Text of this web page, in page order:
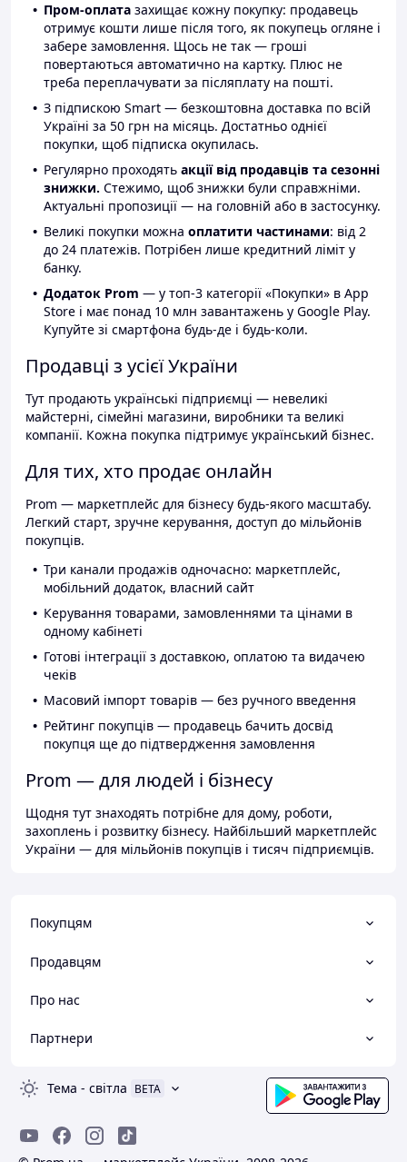
Пром-оплата захищає кожну покупку: продавець
отримує кошти лише після того, як покупець огляне і
забере замовлення. Щось не так — гроші
повертаються автоматично на картку. Плюс не
треба переплачувати за післяплату на пошті.
З підпискою Smart — безкоштовна доставка по всій
Україні за 50 грн на місяць. Достатньо однієї
покупки, щоб підписка окупилась.
Регулярно проходять акції від продавців та сезонні
знижки. Стежимо, щоб знижки були справжніми.
Актуальні пропозиції — на головній або в застосунку.
Великі покупки можна оплатити частинами: від 2
до 24 платежів. Потрібен лише кредитний ліміт у
банку.
Додаток Prom — у топ-3 категорії «Покупки» в App
Store і має понад 10 млн завантажень у Google Play.
Купуйте зі смартфона будь-де і будь-коли.
Продавці з усієї України
Тут продають українські підприємці — невеликі
майстерні, сімейні магазини, виробники та великі
компанії. Кожна покупка підтримує український бізнес.
Для тих, хто продає онлайн
Prom — маркетплейс для бізнесу будь-якого масштабу.
Легкий старт, зручне керування, доступ до мільйонів
покупців.
Три канали продажів одночасно: маркетплейс,
мобільний додаток, власний сайт
Керування товарами, замовленнями та цінами в
одному кабінеті
Готові інтеграції з доставкою, оплатою та видачею
чеків
Масовий імпорт товарів — без ручного введення
Рейтинг покупців — продавець бачить досвід
покупця ще до підтвердження замовлення
Prom — для людей і бізнесу
Щодня тут знаходять потрібне для дому, роботи,
захоплень і розвитку бізнесу. Найбільший маркетплейс
України — для мільйонів покупців і тисяч підприємців.
Покупцям
Продавцям
Про нас
Партнери
Тема - світла BETA